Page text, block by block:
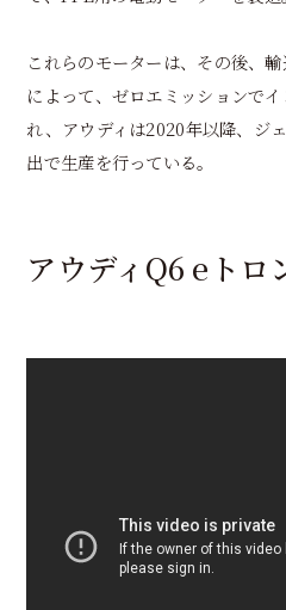
これらのモーターは、その後、
によって、ゼロエミッションで
れ、アウディは2020年以降、ジ
出で生産を行っている。
アウディQ6 eトロ